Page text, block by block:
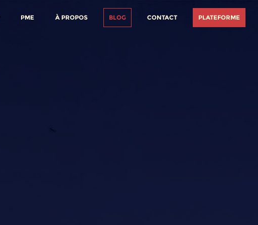
PME À PROPOS BLOG CONTACT PLATEFORME